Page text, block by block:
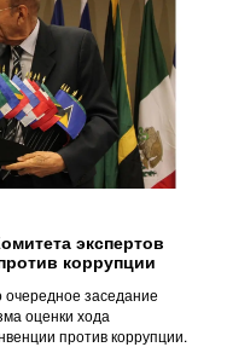
экспертов
коррупции
заседание
оценки хода
против коррупции.